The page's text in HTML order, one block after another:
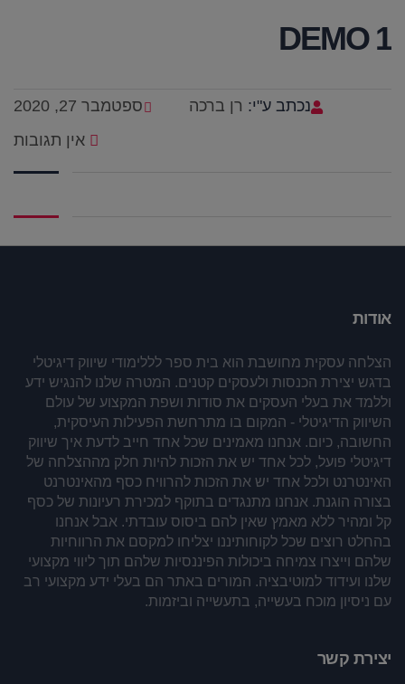
DEMO 1
ספטמבר 27, 2020 נכתב ע"י: רן ברכה
אין תגובות
אודות
הצלחה עסקית מחושבת הוא בית ספר לללימודי שיווק דיגיטלי
בדגש יצירת הכנסות ולעסקים קטנים. המטרה שלנו להנגיש ידע
וללמד את בעלי העסקים את סודות ושפת המקצוע של עולם
השיווק הדיגיטלי - המקום בו מתרחשת הפעילות העיסקית,
החשובה, כיום. אנחנו מאמינים שכל אחד חייב לדעת איך שיווק
דיגיטלי פועל, לכל אחד יש את הזכות להיות חלק מההצלחה של
האינטרנט ולכל אחד יש את הזכות להרוויח כסף מהאינטרנט
בצורה הוגנת. אנחנו מתנגדים בתוקף למכירת רעיונות של כסף
קל ומהיר ללא מאמץ שאין להם ביסוס עובדתי. אבל אנחנו
בהחלט רוצים שכל לקוחותיננו יצליחו למקסם את הרווחיות
שלהם וייצרו צמיחה ביכולות הפיננסיות שלהם תוך ליווי מקצועי
שלנו ועידוד למוטיבציה. המורים באתר הם בעלי ידע מקצועי רב
עם ניסיון מוכח בעשייה, בתעשייה וביזמות.
יצירת קשר